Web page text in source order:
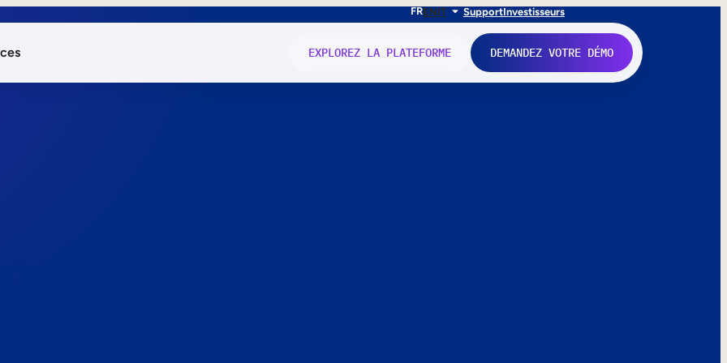
FRENIT SupportInvestisseurs
EXPLOREZ LA PLATEFORME DEMANDEZ VOTRE DÉMO